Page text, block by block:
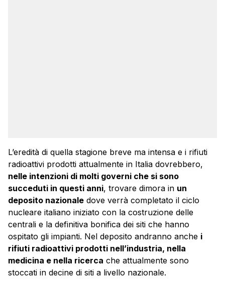
L’eredità di quella stagione breve ma intensa e i rifiuti
radioattivi prodotti attualmente in Italia dovrebbero,
nelle intenzioni di molti governi che si sono
succeduti in questi anni, trovare dimora in un
deposito nazionale dove verrà completato il ciclo
nucleare italiano iniziato con la costruzione delle
centrali e la definitiva bonifica dei siti che hanno
ospitato gli impianti. Nel deposito andranno anche i
rifiuti radioattivi prodotti nell’industria, nella
medicina e nella ricerca che attualmente sono
stoccati in decine di siti a livello nazionale.